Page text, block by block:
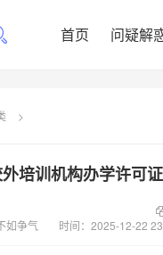
首页 问疑解
>
培训机构办学许可
如争气 时间： 2025-12-22